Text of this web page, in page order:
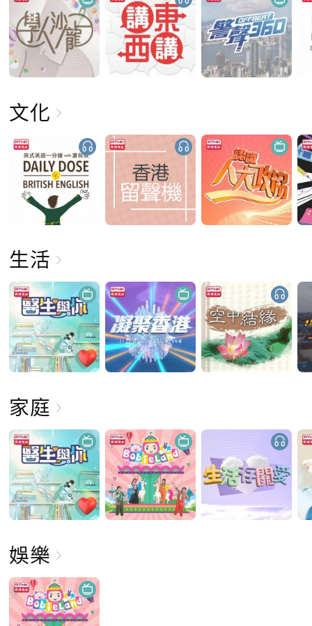
文化
生活
家庭
娛樂